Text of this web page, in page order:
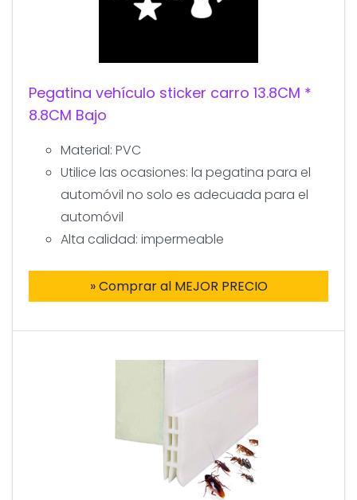
Pegatina vehículo sticker carro 13.8CM *
8.8CM Bajo
Material: PVC
Utilice las ocasiones: la pegatina para el
automóvil no solo es adecuada para el
automóvil
Alta calidad: impermeable
» Comprar al MEJOR PRECIO